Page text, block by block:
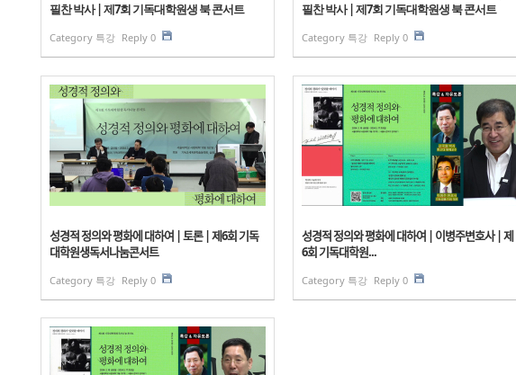
필찬 박사 | 제7회 기독대학원생 북 콘서트
Category 특강 Reply 0
필찬 박사 | 제7회 기독대학원생 북 콘서트
Category 특강 Reply 0
성경적 정의와 평화에 대하여 | 토론 | 제6회 기독
대학원생독서나눔콘서트
Category 특강 Reply 0
성경적 정의와 평화에 대하여 | 이병주변호사 | 제
6회 기독대학원...
Category 특강 Reply 0